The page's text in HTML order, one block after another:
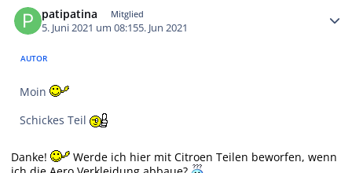
patipatina Mitglied
5. Juni 2021 um 08:155. Jun 2021
AUTOR
Moin
Schickes Teil
Danke!
Werde ich hier mit Citroen Teilen beworfen, wenn